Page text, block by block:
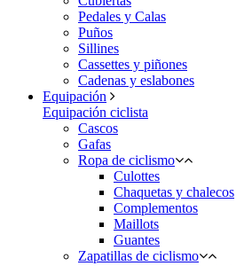
Pedales y Calas
Puños
Sillines
Cassettes y piñones
Cadenas y eslabones
Equipación
Equipación ciclista
Cascos
Gafas
Ropa de ciclismo
Culottes
Chaquetas y chalecos
Complementos
Maillots
Guantes
Zapatillas de ciclismo